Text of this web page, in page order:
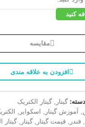
کنید
مقایسه
افزودن به علاقه مندی
دسته: گیتار , گیتار الکتریک
, آموزش گیتار , اسکوایر ,
, فندر , قیمت گیتار , گیتار , گیتار